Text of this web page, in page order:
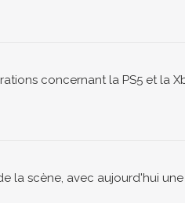
concernant la PS5 et la
la scène, avec aujourd'hui